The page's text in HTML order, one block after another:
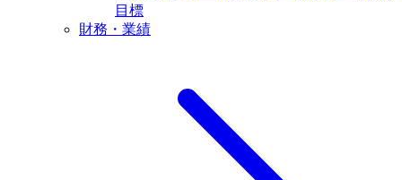
目標
財務・業績